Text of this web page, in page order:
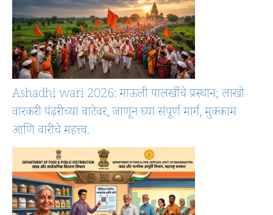
Ashadhi wari 2026: माऊली पालखींचे प्रस्थान; लाखो
वारकरी पंढरीच्या वाटेवर, जाणून घ्या संपूर्ण मार्ग, मुक्काम
आणि वारीचे महत्त्व.